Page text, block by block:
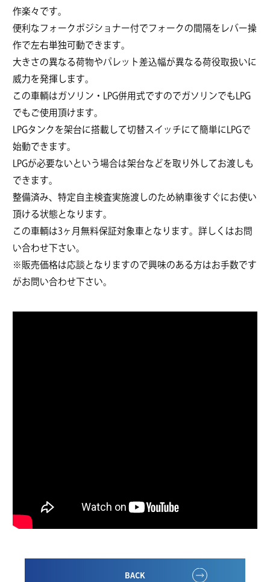
作楽々です。
便利なフォークポジショナー付でフォークの間隔をレバー操
作で左右単独可動できます。
大きさの異なる荷物やパレット差込幅が異なる荷役取扱いに
威力を発揮します。
この車輌はガソリン・LPG併用式ですのでガソリンでもLPG
でもご使用頂けます。
LPGタンクを架台に搭載して切替スイッチにて簡単にLPGで
始動できます。
LPGが必要ないという場合は架台などを取り外してお渡しも
できます。
整備済み、特定自主検査実施渡しのため納車後すぐにお使い
頂ける状態となります。
この車輌は3ヶ月無料保証対象車となります。詳しくはお問
い合わせ下さい。
※販売価格は応談となりますので興味のある方はお手数です
がお問い合わせ下さい。
BACK